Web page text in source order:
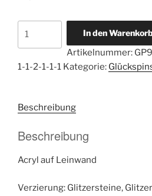
von
In den
Artikelnummer:
1-1-2-1-1-1 Kategorie:
Beschreibung
Beschreibung
Acryl auf Leinwand
Verzierung: Glitzersteine, Glitzer